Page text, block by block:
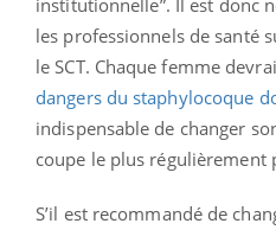
les professionnels de santé
le SCT. Chaque femme
dangers du staphylocoque
indispensable de changer
coupe le plus régulièrement
S’il est recommandé de